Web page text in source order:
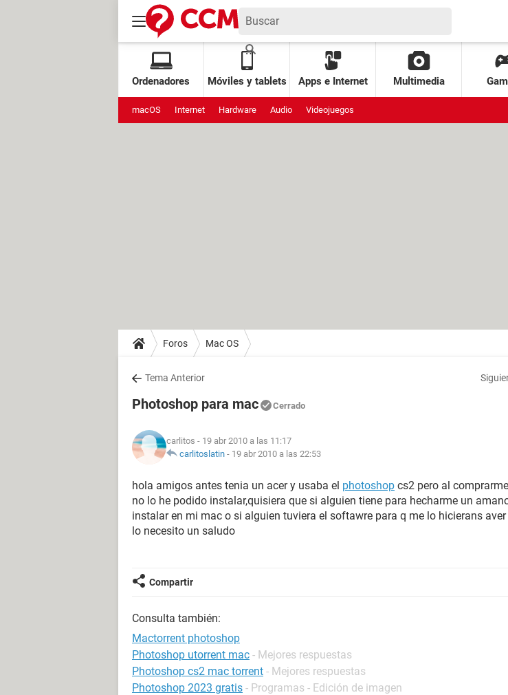
Ordenadores Móviles y tablets Apps e Internet Multimedia
macOS Internet Hardware Audio Videojuegos
Foros Mac OS
Tema Anterior
Photoshop para mac Cerrado
carlitos - 19 abr 2010 a las 11:17
carlitoslatin - 19 abr 2010 a las 22:53
hola amigos antes tenia un acer y usaba el photoshop cs2 pero al
no lo he podido instalar,quisiera que si alguien tiene para hecharme un
instalar en mi mac o si alguien tuviera el softawre para q me lo hicierans
lo necesito un saludo
Compartir
Consulta también:
Mactorrent photoshop
Photoshop utorrent mac - Mejores respuestas
Photoshop cs2 mac torrent - Mejores respuestas
Photoshop 2023 gratis - Programas - Edición de imagen